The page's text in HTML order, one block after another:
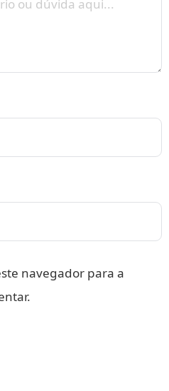
navegador para a